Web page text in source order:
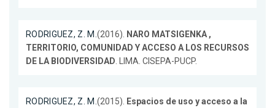
RODRIGUEZ, Z. M.(2016). NARO MATSIGENKA ,
TERRITORIO, COMUNIDAD Y ACCESO A LOS RECURSOS
DE LA BIODIVERSIDAD. LIMA. CISEPA-PUCP.
RODRIGUEZ, Z. M.(2015). Espacios de uso y acceso a la